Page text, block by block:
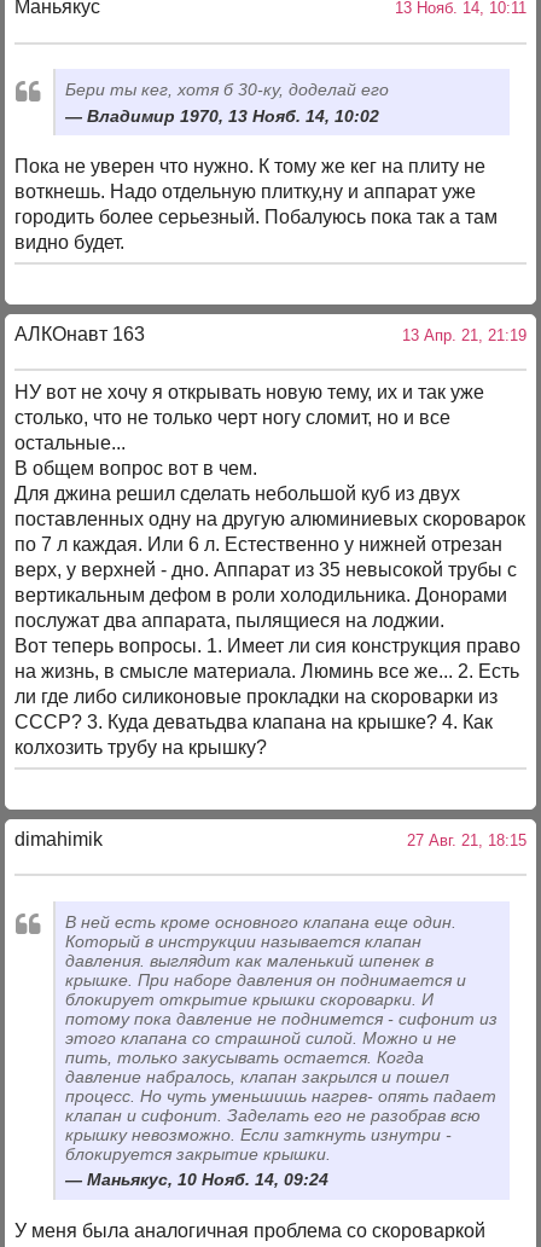
Маньякус 13 Нояб. 14, 10:11
Бери ты кег, хотя б 30-ку, доделай его
Владимир 1970, 13 Нояб. 14, 10:02
Пока не уверен что нужно. К тому же кег на плиту не
воткнешь. Надо отдельную плитку,ну и аппарат уже
городить более серьезный. Побалуюсь пока так а там
видно будет.
АЛКОнавт 163 13 Апр. 21, 21:19
НУ вот не хочу я открывать новую тему, их и так уже
столько, что не только черт ногу сломит, но и все
остальные...
В общем вопрос вот в чем.
Для джина решил сделать небольшой куб из двух
поставленных одну на другую алюминиевых скороварок
по 7 л каждая. Или 6 л. Естественно у нижней отрезан
верх, у верхней - дно. Аппарат из 35 невысокой трубы с
вертикальным дефом в роли холодильника. Донорами
послужат два аппарата, пылящиеся на лоджии.
Вот теперь вопросы. 1. Имеет ли сия конструкция право
на жизнь, в смысле материала. Люминь все же... 2. Есть
ли где либо силиконовые прокладки на скороварки из
СССР? 3. Куда деватьдва клапана на крышке? 4. Как
колхозить трубу на крышку?
dimahimik 27 Авг. 21, 18:15
В ней есть кроме основного клапана еще один.
Который в инструкции называется клапан
давления. выглядит как маленький шпенек в
крышке. При наборе давления он поднимается и
блокирует открытие крышки скороварки. И
потому пока давление не поднимется - сифонит из
этого клапана со страшной силой. Можно и не
пить, только закусывать остается. Когда
давление набралось, клапан закрылся и пошел
процесс. Но чуть уменьшишь нагрев- опять падает
клапан и сифонит. Заделать его не разобрав всю
крышку невозможно. Если заткнуть изнутри -
блокируется закрытие крышки.
Маньякус, 10 Нояб. 14, 09:24
У меня была аналогичная проблема со скороваркой